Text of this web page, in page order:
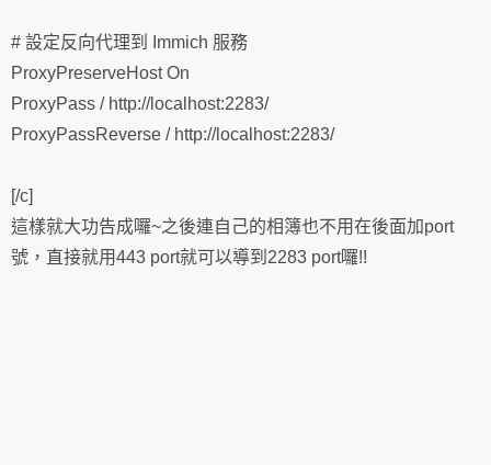
# 設定反向代理到 Immich 服務
ProxyPreserveHost On
ProxyPass / http://localhost:2283/
ProxyPassReverse / http://localhost:2283/
[/c]
這樣就大功告成囉~之後連自己的相簿也不用在後面加port
號，直接就用443 port就可以導到2283 port囉!!